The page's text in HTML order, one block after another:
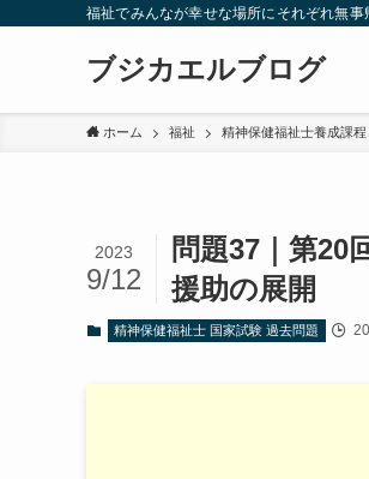
福祉でみんなが幸せな場所にそれぞれ無事
ブジカエルブログ
ホーム 福祉 精神保健福祉士養成課程
問題37｜第20
援助の展開
2023
9/12
精神保健福祉士 国家試験 過去問題